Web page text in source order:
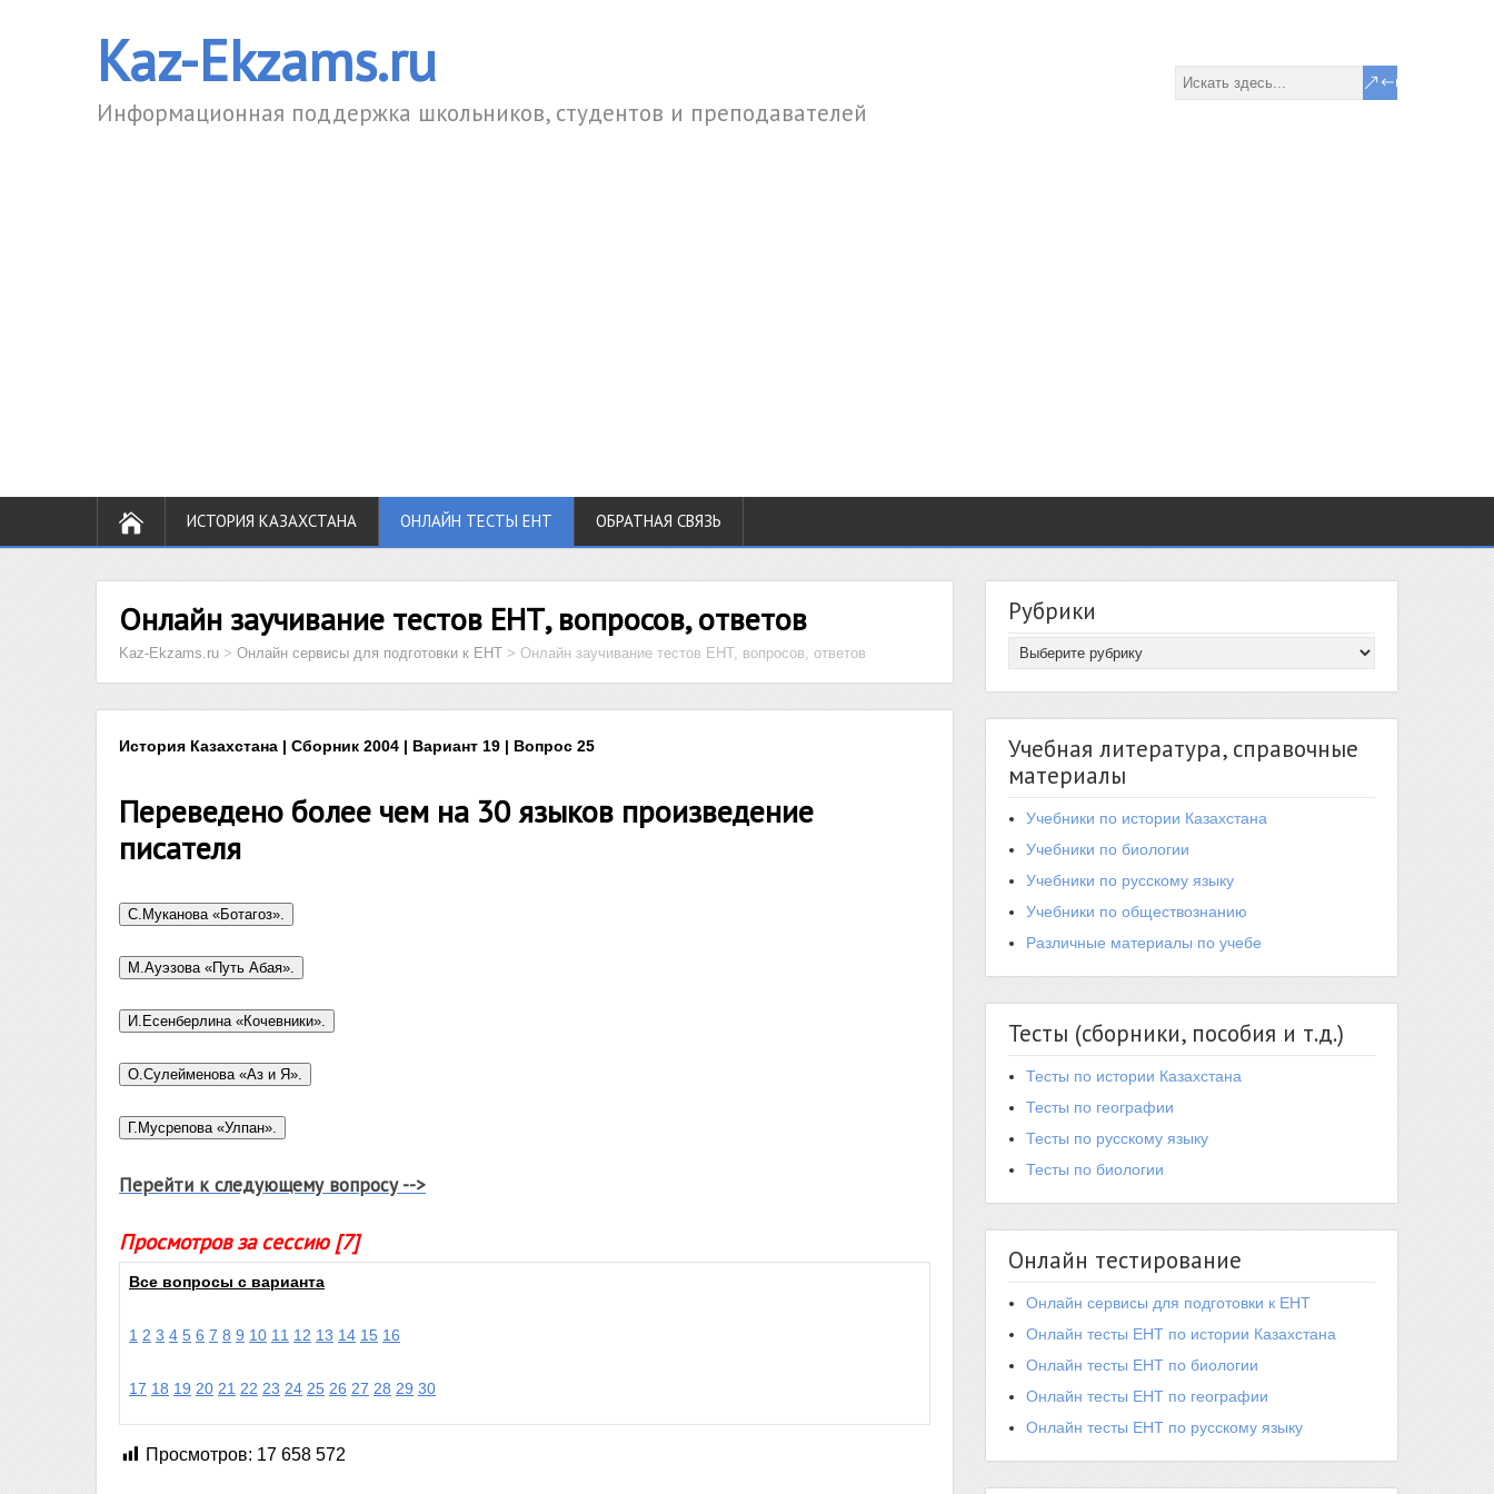
Kaz-Ekzams.ru
Информационная поддержка школьников, студентов и преподавателей
ИСТОРИЯ КАЗАХСТАНА ОНЛАЙН ТЕСТЫ ЕНТ ОБРАТНАЯ СВЯЗЬ
Онлайн заучивание тестов ЕНТ, вопросов, ответов
Kaz-Ekzams.ru > Онлайн сервисы для подготовки к ЕНТ > Онлайн заучивание тестов ЕНТ, вопросов, ответов
История Казахстана | Сборник 2004 | Вариант 19 | Вопрос 25
Переведено более чем на 30 языков произведение
писателя
Перейти к следующему вопросу -->
Просмотров за сессию [7]
Все вопросы с варианта
1 2 3 4 5 6 7 8 9 10 11 12 13 14 15 16
17 18 19 20 21 22 23 24 25 26 27 28 29 30
Просмотров: 17 658 572
Рубрики
Учебная литература, справочные
материалы
Учебники по истории Казахстана
Учебники по биологии
Учебники по русскому языку
Учебники по обществознанию
Различные материалы по учебе
Тесты (сборники, пособия и т.д.)
Тесты по истории Казахстана
Тесты по географии
Тесты по русскому языку
Тесты по биологии
Онлайн тестирование
Онлайн сервисы для подготовки к ЕНТ
Онлайн тесты ЕНТ по истории Казахстана
Онлайн тесты ЕНТ по биологии
Онлайн тесты ЕНТ по географии
Онлайн тесты ЕНТ по русскому языку